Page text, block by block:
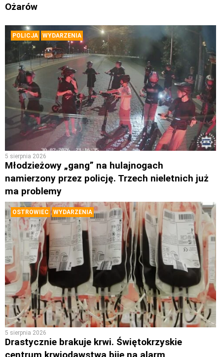
Ożarów
POLICJA WYDARZENIA
5 sierpnia 2026
Młodzieżowy „gang” na hulajnogach
namierzony przez policję. Trzech nieletnich już
ma problemy
OSTROWIEC WYDARZENIA
5 sierpnia 2026
Drastycznie brakuje krwi. Świętokrzyskie